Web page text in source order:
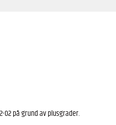
på grund av plusgrader.